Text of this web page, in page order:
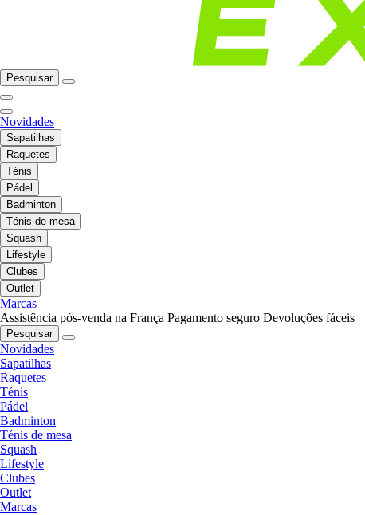
Pesquisar
Novidades
Sapatilhas
Raquetes
Ténis
Pádel
Badminton
Ténis de mesa
Squash
Lifestyle
Clubes
Outlet
Marcas
Assistência pós-venda na França Pagamento seguro Devoluções fáceis
Pesquisar
Novidades
Sapatilhas
Raquetes
Ténis
Pádel
Badminton
Ténis de mesa
Squash
Lifestyle
Clubes
Outlet
Marcas